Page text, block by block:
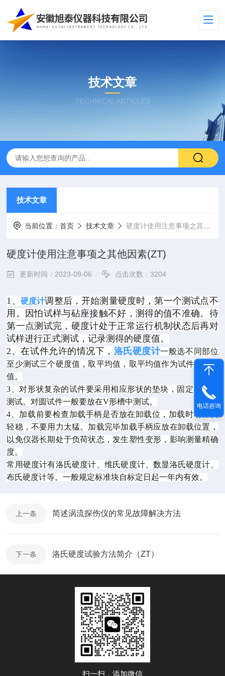
技术文章
TECHNICAL ARTICLES
技术文章
当前位置：首页 技术文章 硬度计使用注意事项之其他因素(ZT)
硬度计使用注意事项之其他因素(ZT)
更新时间：2023-09-06 点击次数：3204
1、 硬度计调整后，开始测量硬度时，第一个测试点不
用。因怕试样与砧座接触不好，测得的值不准确。待
第一点测试完，硬度计处于正常运行机制状态后再对
试样进行正式测试，记录测得的硬度值。
2、在试件允许的情况下， 洛氏硬度计一般选不同部位
至少测试三个硬度值，取平均值，取平均值作为试件的硬度
值。
3、对形状复杂的试件要采用相应形状的垫块，固定后方可
测试。对圆试件一般要放在V形槽中测试。
4、加载前要检查加载手柄是否放在卸载位，加载时动作要
轻稳，不要用力太猛。加载完毕加载手柄应放在卸载位置，
以免仪器长期处于负荷状态，发生塑性变形，影响测量精确
度。
常用硬度计有洛氏硬度计、维氏硬度计、数显洛氏硬度计、
布氏硬度计等。一般规定标准块自标定日起一年内有效。
上一条 简述涡流探伤仪的常见故障解决方法
下一条 洛氏硬度试验方法简介（ZT）
扫一扫，添加微信
电话咨询